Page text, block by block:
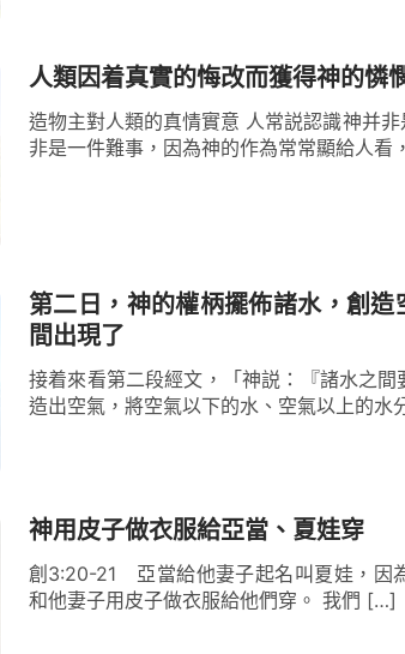
人類因着真實的悔改而獲得神的憐
造物主對人類的真情實意 人常説認識神并
非是一件難事，因為神的作為常常顯給人看
第二日，神的權柄擺佈諸水，創
間出現了
接着來看第二段經文，「神説：『諸水之
造出空氣，將空氣以下的水、空氣以上的水
神用皮子做衣服給亞當、夏娃穿
創3:20-21 亞當給他妻子起名叫夏娃，因
和他妻子用皮子做衣服給他們穿。 我們 […]